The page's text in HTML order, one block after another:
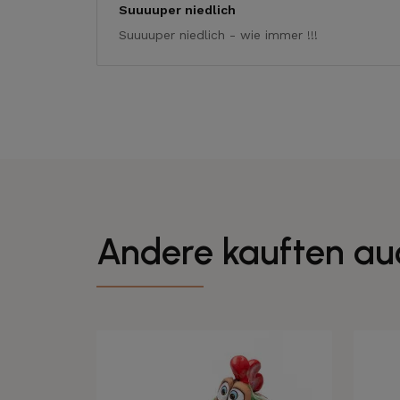
Suuuuper niedlich
Suuuuper niedlich - wie immer !!!
Andere kauften